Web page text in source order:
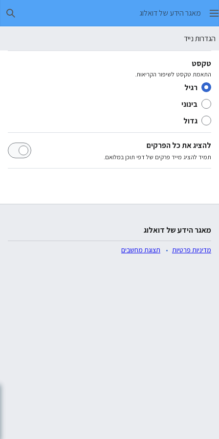
מאגר הידע של דואלוג
הגדרות נייד
טקסט
התאמת טקסט לשיפור הקריאוּת.
רגיל
בינוני
גדול
להציג את כל הפרקים
תמיד להציג מייד פרקים של דפי תוכן במלואם.
מאגר הידע של דואלוג
מדיניות פרטיות תצוגת מחשבים